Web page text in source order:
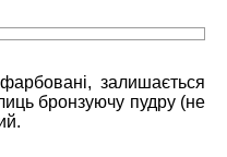
залишається
бронзуючу пудру (не